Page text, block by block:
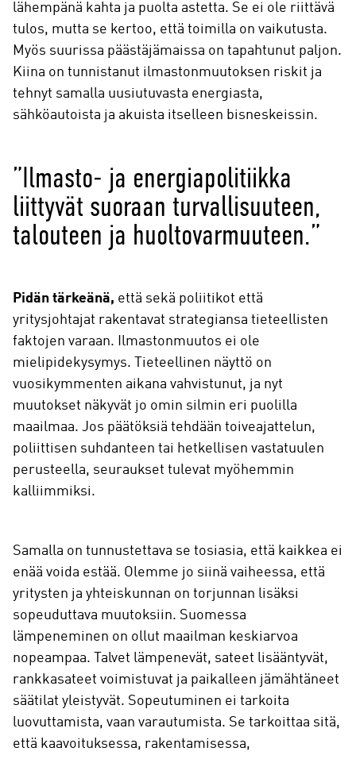
lähempänä kahta ja puolta astetta. Se ei ole riittävä
tulos, mutta se kertoo, että toimilla on vaikutusta.
Myös suurissa päästäjämaissa on tapahtunut paljon.
Kiina on tunnistanut ilmastonmuutoksen riskit ja
tehnyt samalla uusiutuvasta energiasta,
sähköautoista ja akuista itselleen bisneskeissin.
”Ilmasto- ja energiapolitiikka
liittyvät suoraan turvallisuuteen,
talouteen ja huoltovarmuuteen.”
Pidän tärkeänä, että sekä poliitikot että
yritysjohtajat rakentavat strategiansa tieteellisten
faktojen varaan. Ilmastonmuutos ei ole
mielipidekysymys. Tieteellinen näyttö on
vuosikymmenten aikana vahvistunut, ja nyt
muutokset näkyvät jo omin silmin eri puolilla
maailmaa. Jos päätöksiä tehdään toiveajattelun,
poliittisen suhdanteen tai hetkellisen vastatuulen
perusteella, seuraukset tulevat myöhemmin
kalliimmiksi.
Samalla on tunnustettava se tosiasia, että kaikkea ei
enää voida estää. Olemme jo siinä vaiheessa, että
yritysten ja yhteiskunnan on torjunnan lisäksi
sopeuduttava muutoksiin. Suomessa
lämpeneminen on ollut maailman keskiarvoa
nopeampaa. Talvet lämpenevät, sateet lisääntyvät,
rankkasateet voimistuvat ja paikalleen jämähtäneet
säätilat yleistyvät. Sopeutuminen ei tarkoita
luovuttamista, vaan varautumista. Se tarkoittaa sitä,
että kaavoituksessa, rakentamisessa,